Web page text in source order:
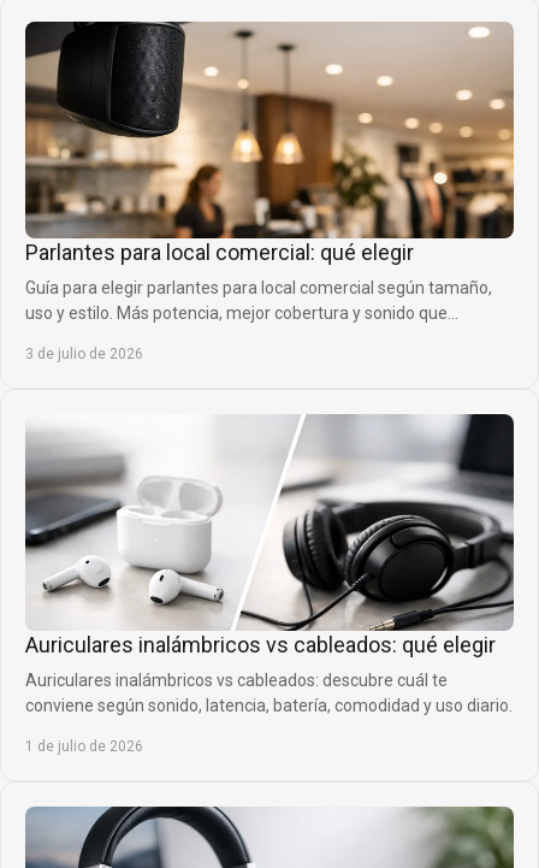
Parlantes para local comercial: qué elegir
Guía para elegir parlantes para local comercial según tamaño,
uso y estilo. Más potencia, mejor cobertura y sonido que
3 de julio de 2026
Auriculares inalámbricos vs cableados: qué elegir
Auriculares inalámbricos vs cableados: descubre cuál te
conviene según sonido, latencia, batería, comodidad y uso diario.
1 de julio de 2026